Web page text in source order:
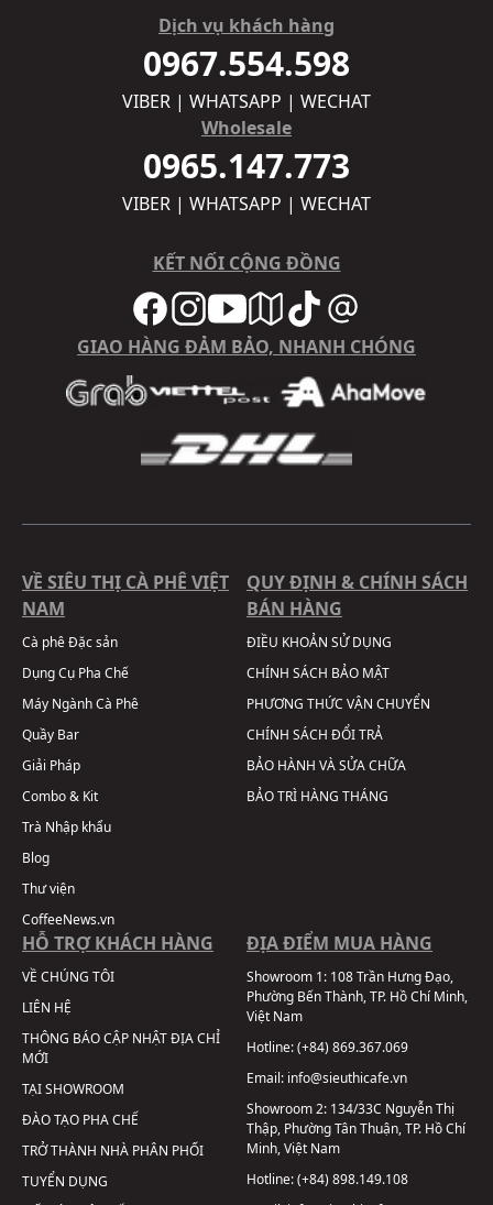
Dịch vụ khách hàng
0967.554.598
VIBER | WHATSAPP | WECHAT
Wholesale
0965.147.773
VIBER | WHATSAPP | WECHAT
KẾT NỐI CỘNG ĐỒNG
GIAO HÀNG ĐẢM BẢO, NHANH CHÓNG
VỀ SIÊU THỊ CÀ PHÊ VIỆT
NAM
Cà phê Đặc sản
Dụng Cụ Pha Chế
Máy Ngành Cà Phê
Quầy Bar
Giải Pháp
Combo & Kit
Trà Nhập khẩu
Blog
Thư viện
CoffeeNews.vn
QUY ĐỊNH & CHÍNH SÁCH
BÁN HÀNG
ĐIỀU KHOẢN SỬ DỤNG
CHÍNH SÁCH BẢO MẬT
PHƯƠNG THỨC VẬN CHUYỂN
CHÍNH SÁCH ĐỔI TRẢ
BẢO HÀNH VÀ SỬA CHỮA
BẢO TRÌ HÀNG THÁNG
HỖ TRỢ KHÁCH HÀNG
VỀ CHÚNG TÔI
LIÊN HỆ
THÔNG BÁO CẬP NHẬT ĐỊA CHỈ
MỚI
TẠI SHOWROOM
ĐÀO TẠO PHA CHẾ
TRỞ THÀNH NHÀ PHÂN PHỐI
TUYỂN DỤNG
ĐỊA ĐIỂM MUA HÀNG
Showroom 1: 108 Trần Hưng Đạo,
Phường Bến Thành, TP. Hồ Chí Minh,
Việt Nam
Hotline:(+84) 869.367.069
Email: info@sieuthicafe.vn
Showroom 2: 134/33C Nguyễn Thị
Thập, Phường Tân Thuận, TP. Hồ Chí
Minh, Việt Nam
Hotline:(+84) 898.149.108